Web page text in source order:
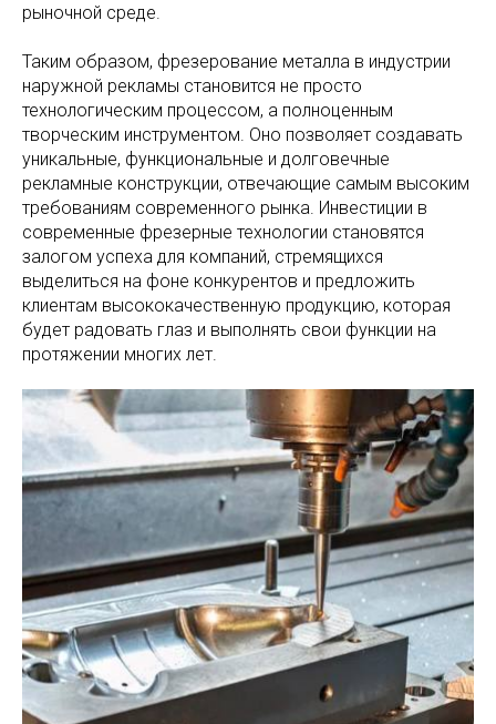
рыночной среде.
Таким образом, фрезерование металла в индустрии
наружной рекламы становится не просто
технологическим процессом, а полноценным
творческим инструментом. Оно позволяет создавать
уникальные, функциональные и долговечные
рекламные конструкции, отвечающие самым высоким
требованиям современного рынка. Инвестиции в
современные фрезерные технологии становятся
залогом успеха для компаний, стремящихся
выделиться на фоне конкурентов и предложить
клиентам высококачественную продукцию, которая
будет радовать глаз и выполнять свои функции на
протяжении многих лет.